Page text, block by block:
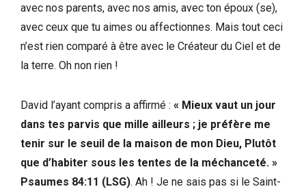
avec nos parents, avec nos amis, avec ton époux (se),
avec ceux que tu aimes ou affectionnes. Mais tout ceci
n’est rien comparé à être avec le Créateur du Ciel et de
la terre. Oh non rien !
David l’ayant compris a affirmé : « Mieux vaut un jour
dans tes parvis que mille ailleurs ; je préfère me
tenir sur le seuil de la maison de mon Dieu, Plutôt
que d’habiter sous les tentes de la méchanceté. »
Psaumes 84:11 (LSG). Ah ! Je ne sais pas si le Saint-